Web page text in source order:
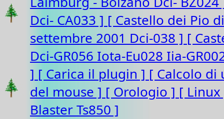
Dci- CA033 ] [ Castello dei Pio
settembre 2001 Dci-038 ] [
Dci-GR056 Iota-Eu028 Iia-
] [ Carica il plugin ] [ Calcolo
del mouse ] [ Orologio ] [
Blaster Ts850 ]